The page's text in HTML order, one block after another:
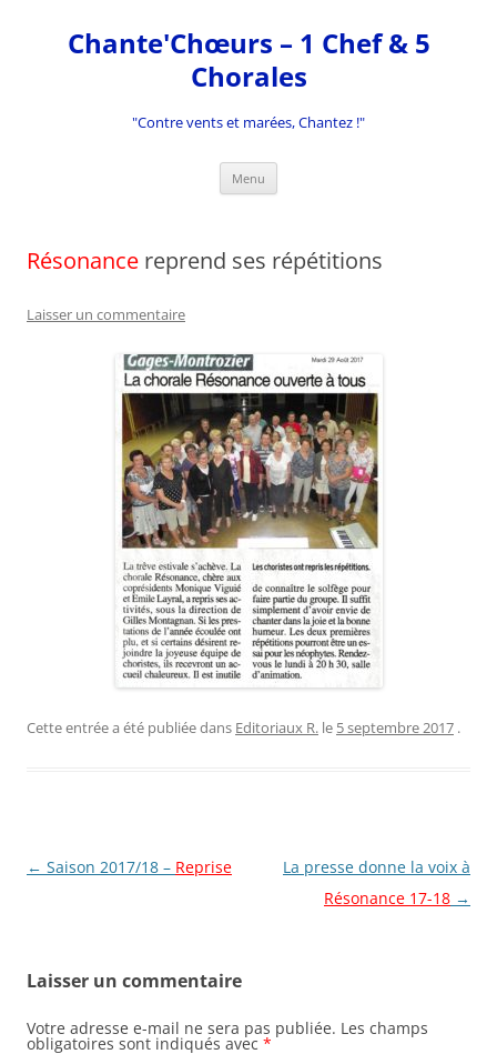
contenuChante'Chœurs – 1 Chef & 5
Chorales
"Contre vents et marées, Chantez !"
Menu
Résonance reprend ses répétitions
Laisser un commentaire
Cette entrée a été publiée dans Editoriaux R. le 5 septembre 2017 .
Navigation
← Saison 2017/18 – Reprise
La presse donne la voix à
Résonance 17-18 →
Laisser un commentaire
Votre adresse e-mail ne sera pas publiée. Les champs
obligatoires sont indiqués avec *